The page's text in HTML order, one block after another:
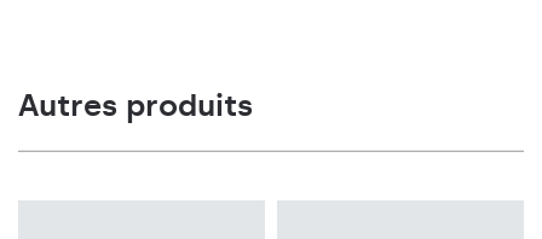
Autres produits